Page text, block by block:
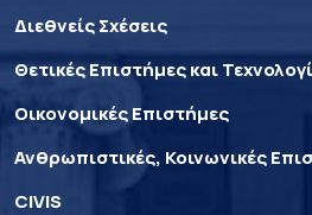
Διεθνείς Σχέσεις
Θετικές Επιστήμες και
Οικονομικές Επιστήμες
Ανθρωπιστικές, Κοινωνικές
CIVIS